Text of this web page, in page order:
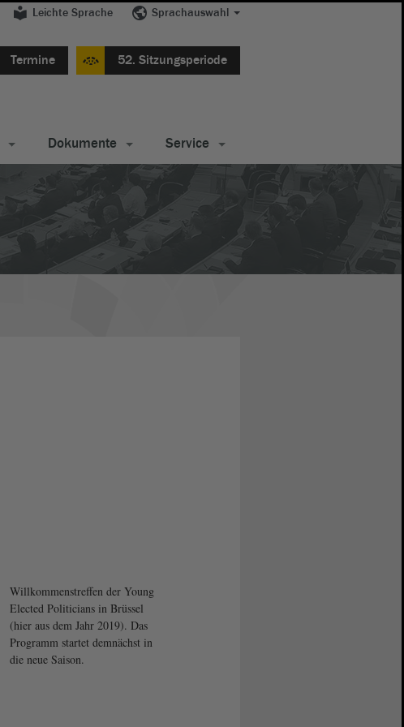
Leichte Sprache Sprachauswahl
Termine 52. Sitzungsperiode
Dokumente Service
Willkommenstreffen der Young
Elected Politicians in Brüssel
(hier aus dem Jahr 2019). Das
Programm startet demnächst in
die neue Saison.